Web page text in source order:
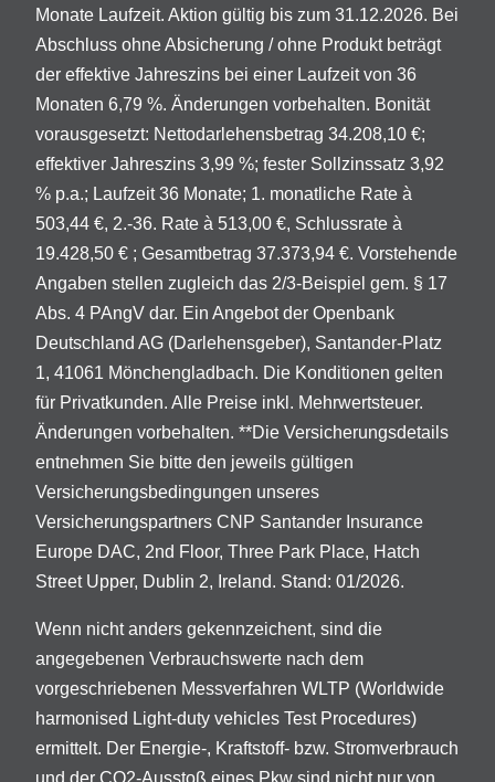
Monate Laufzeit. Aktion gültig bis zum 31.12.2026. Bei
Abschluss ohne Absicherung / ohne Produkt beträgt
der effektive Jahreszins bei einer Laufzeit von 36
Monaten 6,79 %. Änderungen vorbehalten. Bonität
vorausgesetzt: Nettodarlehensbetrag 34.208,10 €;
effektiver Jahreszins 3,99 %; fester Sollzinssatz 3,92
% p.a.; Laufzeit 36 Monate; 1. monatliche Rate à
503,44 €, 2.-36. Rate à 513,00 €, Schlussrate à
19.428,50 € ; Gesamtbetrag 37.373,94 €. Vorstehende
Angaben stellen zugleich das 2/3-Beispiel gem. § 17
Abs. 4 PAngV dar. Ein Angebot der Openbank
Deutschland AG (Darlehensgeber), Santander-Platz
1, 41061 Mönchengladbach. Die Konditionen gelten
für Privatkunden. Alle Preise inkl. Mehrwertsteuer.
Änderungen vorbehalten. **Die Versicherungsdetails
entnehmen Sie bitte den jeweils gültigen
Versicherungsbedingungen unseres
Versicherungspartners CNP Santander Insurance
Europe DAC, 2nd Floor, Three Park Place, Hatch
Street Upper, Dublin 2, Ireland. Stand: 01/2026.
Wenn nicht anders gekennzeichent, sind die
angegebenen Verbrauchswerte nach dem
vorgeschriebenen Messverfahren WLTP (Worldwide
harmonised Light-duty vehicles Test Procedures)
ermittelt. Der Energie-, Kraftstoff- bzw. Stromverbrauch
und der CO2-Ausstoß eines Pkw sind nicht nur von